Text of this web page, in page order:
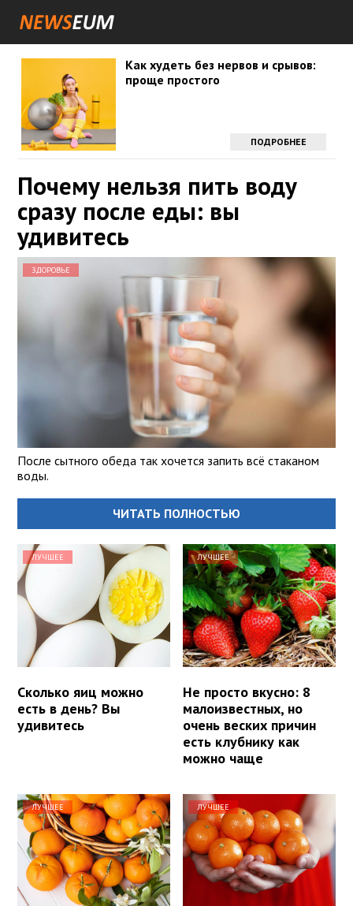
Как худеть без нервов и срывов:
проще простого
ПОДРОБНЕЕ
Почему нельзя пить воду
сразу после еды: вы
удивитесь
ЗДОРОВЬЕ
После сытного обеда так хочется запить всё стаканом
воды.
ЧИТАТЬ ПОЛНОСТЬЮ
ЛУЧШЕЕ
Сколько яиц можно
есть в день? Вы
удивитесь
ЛУЧШЕЕ
Не просто вкусно: 8
малоизвестных, но
очень веских причин
есть клубнику как
можно чаще
ЛУЧШЕЕ ЛУЧШЕЕ